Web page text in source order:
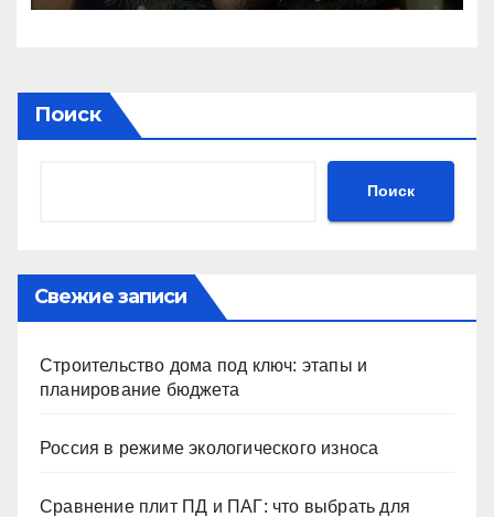
Поиск
Поиск
Свежие записи
Строительство дома под ключ: этапы и
планирование бюджета
Россия в режиме экологического износа
Сравнение плит ПД и ПАГ: что выбрать для